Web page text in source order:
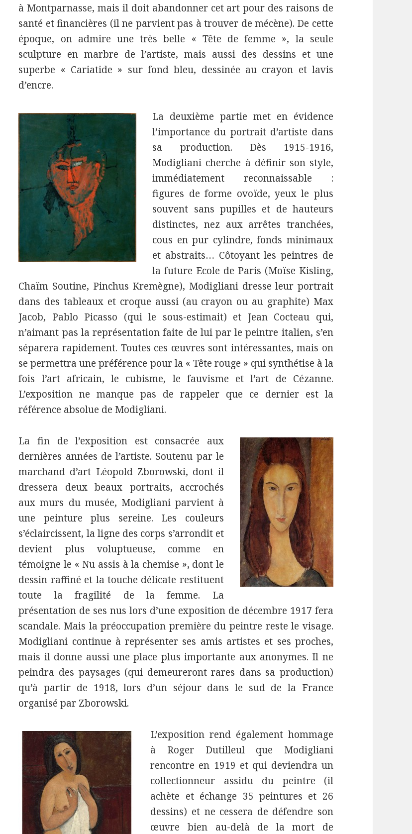
à Montparnasse, mais il doit abandonner cet art pour des raisons de
santé et financières (il ne parvient pas à trouver de mécène). De cette
époque, on admire une très belle « Tête de femme », la seule
sculpture en marbre de l’artiste, mais aussi des dessins et une
superbe « Cariatide » sur fond bleu, dessinée au crayon et lavis
d’encre.
La deuxième partie met en évidence
l’importance du portrait d’artiste dans
sa production. Dès 1915-1916,
Modigliani cherche à définir son style,
immédiatement reconnaissable :
figures de forme ovoïde, yeux le plus
souvent sans pupilles et de hauteurs
distinctes, nez aux arrêtes tranchées,
cous en pur cylindre, fonds minimaux
et abstraits… Côtoyant les peintres de
la future Ecole de Paris (Moïse Kisling,
Chaïm Soutine, Pinchus Kremègne), Modigliani dresse leur portrait
dans des tableaux et croque aussi (au crayon ou au graphite) Max
Jacob, Pablo Picasso (qui le sous-estimait) et Jean Cocteau qui,
n’aimant pas la représentation faite de lui par le peintre italien, s’en
séparera rapidement. Toutes ces œuvres sont intéressantes, mais on
se permettra une préférence pour la « Tête rouge » qui synthétise à la
fois l’art africain, le cubisme, le fauvisme et l’art de Cézanne.
L’exposition ne manque pas de rappeler que ce dernier est la
référence absolue de Modigliani.
La fin de l’exposition est consacrée aux
dernières années de l’artiste. Soutenu par le
marchand d’art Léopold Zborowski, dont il
dressera deux beaux portraits, accrochés
aux murs du musée, Modigliani parvient à
une peinture plus sereine. Les couleurs
s’éclaircissent, la ligne des corps s’arrondit et
devient plus voluptueuse, comme en
témoigne le « Nu assis à la chemise », dont le
dessin raffiné et la touche délicate restituent
toute la fragilité de la femme. La
présentation de ses nus lors d’une exposition de décembre 1917 fera
scandale. Mais la préoccupation première du peintre reste le visage.
Modigliani continue à représenter ses amis artistes et ses proches,
mais il donne aussi une place plus importante aux anonymes. Il ne
peindra des paysages (qui demeureront rares dans sa production)
qu’à partir de 1918, lors d’un séjour dans le sud de la France
organisé par Zborowski.
L’exposition rend également hommage
à Roger Dutilleul que Modigliani
rencontre en 1919 et qui deviendra un
collectionneur assidu du peintre (il
achète et échange 35 peintures et 26
dessins) et ne cessera de défendre son
œuvre bien au-delà de la mort de